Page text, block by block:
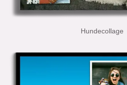
Hundecollage